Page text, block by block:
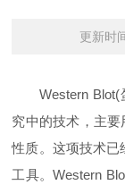
更新时
Western Blot(
究中的技术，主要
性质。这项技术已
工具。Western